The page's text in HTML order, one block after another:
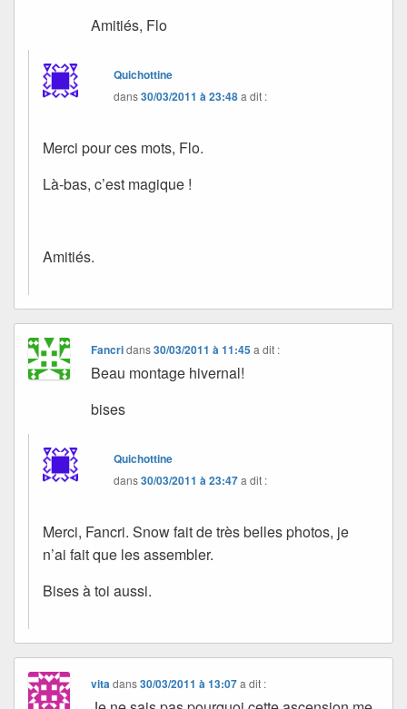
Amitiés, Flo
Quichottine
dans30/03/2011 à 23:48a dit :
Merci pour ces mots, Flo.
Là-bas, c’est magique !
Amitiés.
Fancridans30/03/2011 à 11:45 a dit :
Beau montage hivernal!
bises
Quichottine
dans30/03/2011 à 23:47a dit :
Merci, Fancri. Snow fait de très belles photos, je
n’ai fait que les assembler.
Bises à toi aussi.
vitadans30/03/2011 à 13:07 a dit :